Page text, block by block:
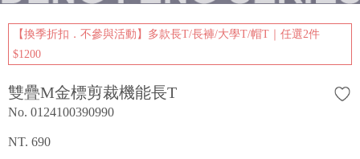
【換季折扣．不參與活動】多款長T/長褲/大學T/帽T｜任選2件
$1200
雙疊M金標剪裁機能長T
No. 0124100390990
NT. 690